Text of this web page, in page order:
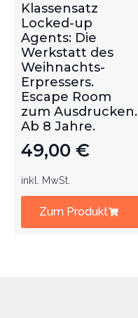
Klassensatz
Locked-up
Agents: Die
Werkstatt des
Weihnachts-
Erpressers.
Escape Room
zum Ausdrucken.
Ab 8 Jahre.
49,00 €
inkl. MwSt.
Zum Produkt